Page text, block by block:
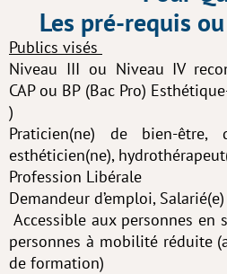
Les pré-requis
Publics visés
Niveau III ou Niveau IV
CAP ou BP (Bac Pro)
)
Praticien(ne) de bien-
esthéticien(ne),
Profession Libérale
Demandeur d’emploi,
Accessible aux personnes
personnes à mobilité réduite
de formation)